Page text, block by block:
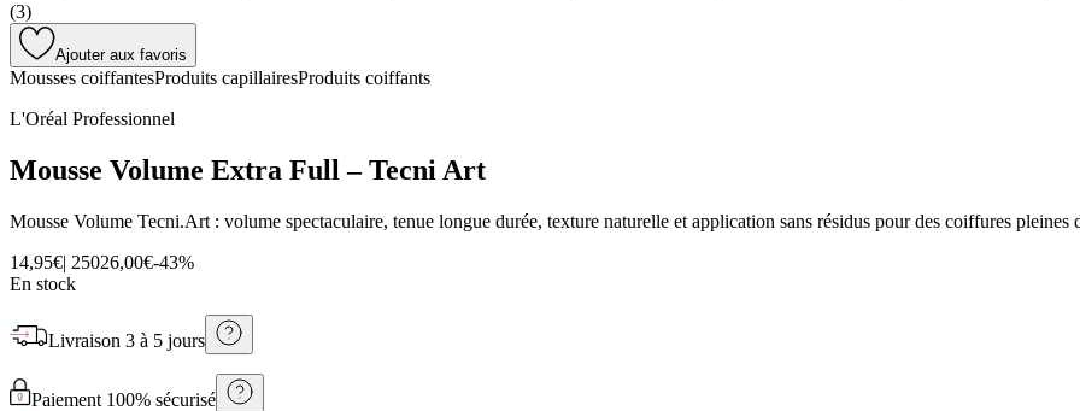
(3)
Ajouter aux favoris
Mousses coiffantesProduits capillairesProduits coiffants
L'Oréal Professionnel
Mousse Volume Extra Full – Tecni Art
Mousse Volume Tecni.Art : volume spectaculaire, tenue longue durée, texture naturelle et application sans résidus pour des coiffures pleines
14,95€| 25026,00€-43%
En stock
Livraison 3 à 5 jours
Paiement 100% sécurisé